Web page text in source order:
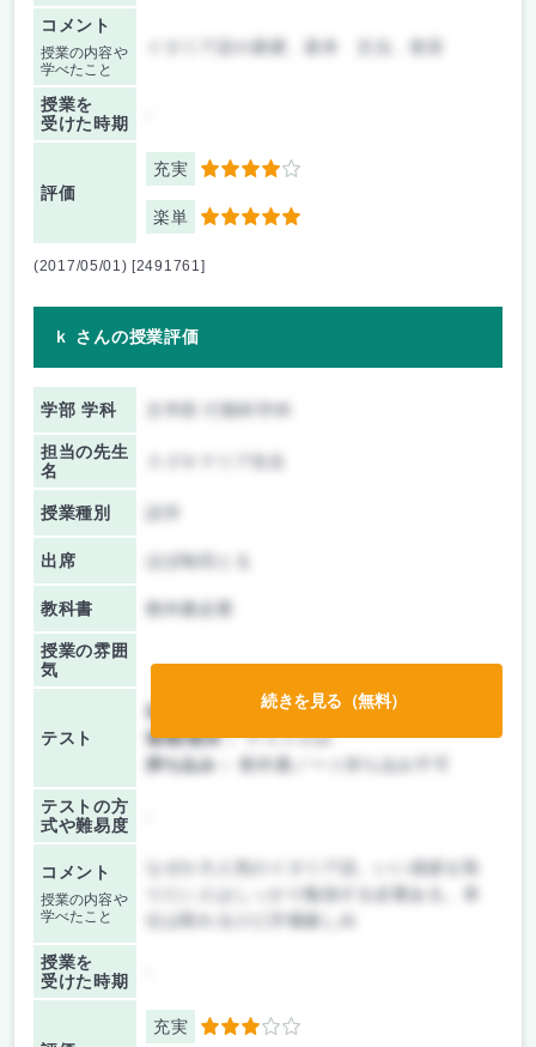
コメント
授業の内容や
学べたこと
授業を
受けた時期
評価
充実 4
楽単 5
(2017/05/01) [2491761]
ｋ さんの授業評価
学部 学科
担当の先生
名
授業種別
出席 ほぼ毎回とる
教科書 教科書必要
授業の雰囲
気
テスト
前期/中間：
テストのみ
後期/期末：テストのみ
持ち込み：
教科書ノート持ち込み不可
テストの方
式や難易度
コメント
授業の内容や
学べたこと
なぜか大人気のイタリア語。いい成績を取
りたい人はしっかり勉強する必要ある。単
位は取れるけど評価厳しめ
授業を
受けた時期
充実 3
続きを見る（無料）